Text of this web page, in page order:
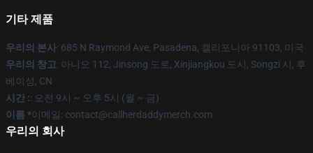
기타 제품
우리의 본사: 685 N Raymond Ave, Pasadena, 캘리포니아 91103, 미국
우리의 창고: 아니오 112, Jinsong 도로, Xinjiangkou 도시, Songzi 시, 후
베이성, CN
시간 :: 오전 9시 ~ 오후 5시 (월 ~ 금)
이름 *이메일: contact@callherdaddymerch.com
우리의 회사